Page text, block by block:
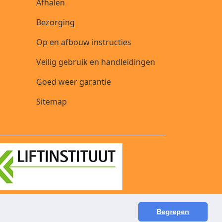
Begrepen
Afhalen
Bezorging
Op en afbouw instructies
Veilig gebruik en handleidingen
Goed weer garantie
Sitemap